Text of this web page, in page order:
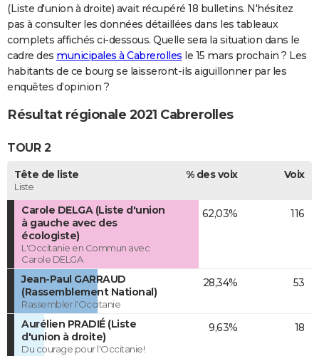
(Liste d'union à droite) avait récupéré 18 bulletins. N'hésitez
pas à consulter les données détaillées dans les tableaux
complets affichés ci-dessous. Quelle sera la situation dans le
cadre des municipales à Cabrerolles le 15 mars prochain ? Les
habitants de ce bourg se laisseront-ils aiguillonner par les
enquêtes d’opinion ?
Résultat régionale 2021 Cabrerolles
TOUR 2
Tête de liste
Liste
% des voix Voix
Carole DELGA (Liste d'union
à gauche avec des
écologiste)
L'Occitanie en Commun avec
Carole DELGA
62,03% 116
Jean-Paul GARRAUD
(Rassemblement National)
Rassembler l'Occitanie
28,34% 53
Aurélien PRADIÉ (Liste
d'union à droite)
Du courage pour l'Occitanie!
9,63% 18